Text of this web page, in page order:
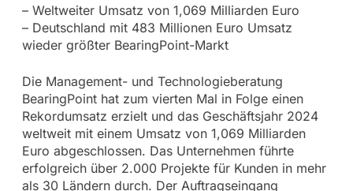
– Weltweiter Umsatz von 1,069 Milliarden Euro
– Deutschland mit 483 Millionen Euro Umsatz
wieder größter BearingPoint-Markt
Die Management- und Technologieberatung
BearingPoint hat zum vierten Mal in Folge einen
Rekordumsatz erzielt und das Geschäftsjahr 2024
weltweit mit einem Umsatz von 1,069 Milliarden
Euro abgeschlossen. Das Unternehmen führte
erfolgreich über 2.000 Projekte für Kunden in mehr
als 30 Ländern durch. Der Auftragseingang